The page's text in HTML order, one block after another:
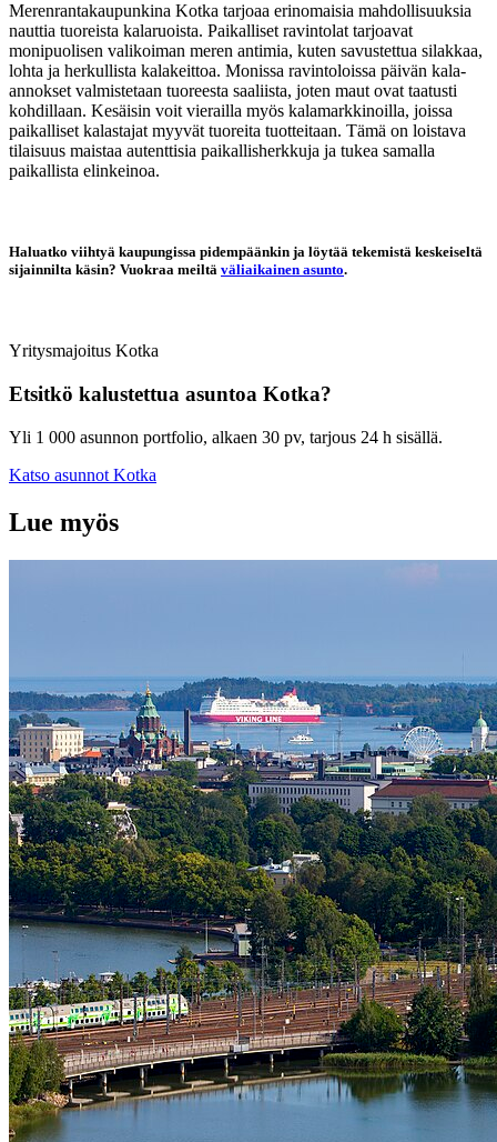
Merenrantakaupunkina Kotka tarjoaa erinomaisia mahdollisuuksia
nauttia tuoreista kalaruoista. Paikalliset ravintolat tarjoavat
monipuolisen valikoiman meren antimia, kuten savustettua silakkaa,
lohta ja herkullista kalakeittoa. Monissa ravintoloissa päivän kala-
annokset valmistetaan tuoreesta saaliista, joten maut ovat taatusti
kohdillaan. Kesäisin voit vierailla myös kalamarkkinoilla, joissa
paikalliset kalastajat myyvät tuoreita tuotteitaan. Tämä on loistava
tilaisuus maistaa autenttisia paikallisherkkuja ja tukea samalla
paikallista elinkeinoa.
Haluatko viihtyä kaupungissa pidempäänkin ja löytää tekemistä keskeiseltä
sijainnilta käsin? Vuokraa meiltä väliaikainen asunto.
Yritysmajoitus Kotka
Etsitkö kalustettua asuntoa Kotka?
Yli 1 000 asunnon portfolio, alkaen 30 pv, tarjous 24 h sisällä.
Katso asunnot Kotka
Lue myös